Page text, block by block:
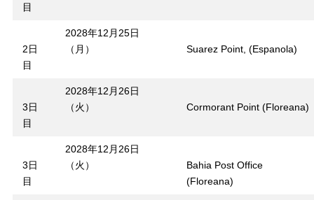
目
2日
目
2028年12月25日
（月）
Suarez Point, (Espanola)
3日
目
2028年12月26日
（火）
Cormorant Point (Floreana)
3日
目
2028年12月26日
（火）
Bahia Post Office
(Floreana)